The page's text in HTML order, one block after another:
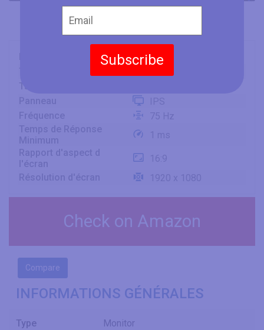
Subscribe
Marque
Acer
Monitor
Taille
Fréquence
75 Hz
Rapport d'aspect d
l'écran
16:9
Check on Amazon
Compare
INFORMATIONS GÉNÉRALES
Type Monitor